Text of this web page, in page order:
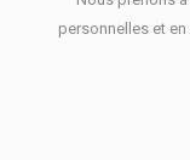
personnelles et